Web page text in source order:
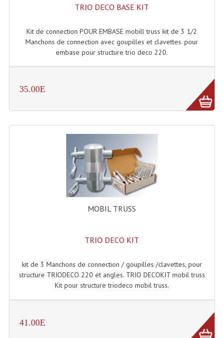
Cellule (s)
Diamants
Pieds D'enceintes
Amplificateurs Multi-Canaux
Compresseurs , Limiteurs , Noise Gate
Egaliseur Egaliseurs
Enceintes Et Caissons Basses
Packs Sono
Enceintes Passives Sono
TRIO DECO BASE KIT
Kit de connection POUR EMBASE mobill truss kit de 3 1/2
Manchons de connection avec goupilles et clavettes. pour
embase pour structure trio deco 220.
35.00E
MOBIL TRUSS
TRIO DECO KIT
kit de 3 Manchons de connection / goupilles /clavettes, pour
structure TRIODECO 220 et angles. TRIO DECOKIT mobil truss
Kit pour structure triodeco mobil truss.
41.00E